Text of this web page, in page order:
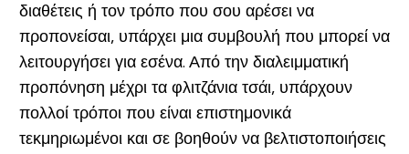
διαθέτεις ή τον τρόπο που σου αρέσει να
προπονείσαι, υπάρχει μια συμβουλή που μπορεί να
λειτουργήσει για εσένα. Από την διαλειμματική
προπόνηση μέχρι τα φλιτζάνια τσάι, υπάρχουν
πολλοί τρόποι που είναι επιστημονικά
τεκμηριωμένοι και σε βοηθούν να βελτιστοποιήσεις